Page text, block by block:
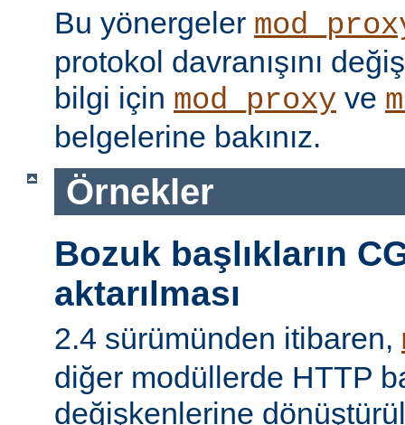
Bu yönergeler
protokol davranışını
bilgi için mod_proxy ve
belgelerine bakınız.
Örnekler
Bozuk başlıkların
aktarılması
2.4 sürümünden itibaren,
diğer modüllerde HTTP
değişkenlerine